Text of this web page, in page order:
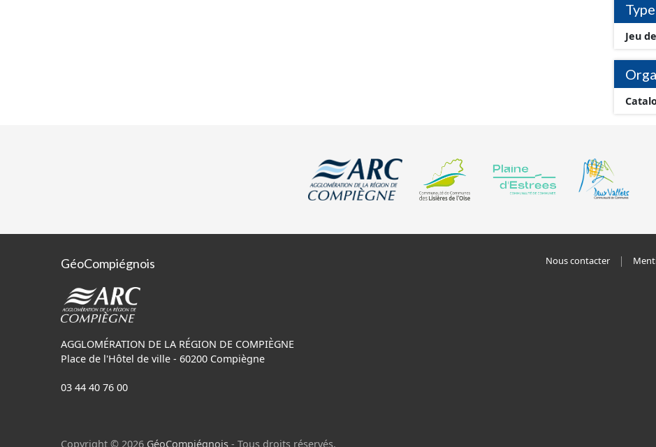
Jeu
GéoCompiégnois
AGGLOMÉRATION DE LA RÉGION DE COMPIÈGNE
Place de l'Hôtel de ville - 60200 Compiègne
03 44 40 76 00
Nous contacter
Copyright © 2026 GéoCompiégnois - Tous droits réservés.